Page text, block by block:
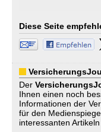
Diese Seite
Der
Ihnen einen noch
Informationen der
für den
interessanten